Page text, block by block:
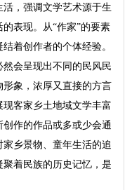
，强调文学艺术源于生
表现。从“作家”的要素
着创作者的个体经验。
会呈现出不同的民风民
象，浓厚又直接的方言
客家乡土地域文学丰富
作的作品或多或少会通
乡景物、童年生活的追
着民族的历史记忆，是